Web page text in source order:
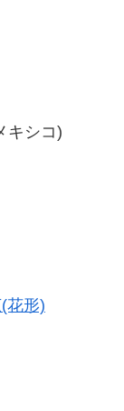
キシコ)
花形)